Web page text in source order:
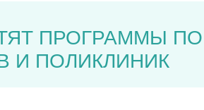
ПРОГРАММЫ
И ПОЛИКЛИНИК